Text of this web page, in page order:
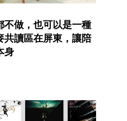
不做，也可以是一種
讀區在屏東，讓陪
身